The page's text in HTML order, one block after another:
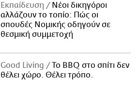
Εκπαίδευση
Νέοι δικηγόροι
αλλάζουν το τοπίο: Πώς οι
σπουδές Νομικής οδηγούν σε
θεσμική συμμετοχή
Good Living
Το BBQ στο σπίτι δεν
θέλει χώρο. Θέλει τρόπο.